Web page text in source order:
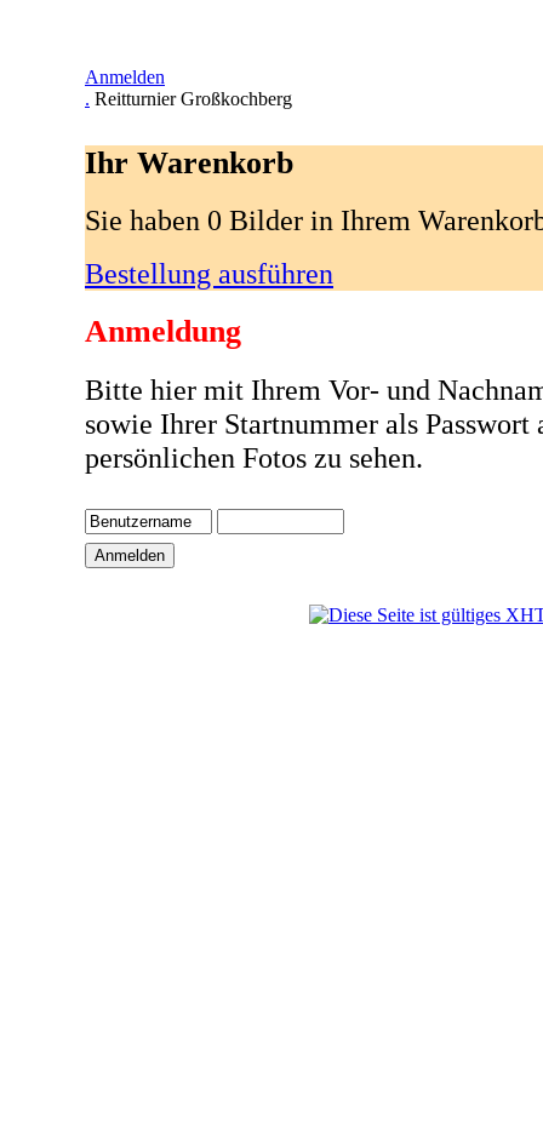
Anmelden
. Reitturnier Großkochberg
Ihr Warenkorb
Sie haben 0 Bilder in Ihrem
Bestellung ausführen
Anmeldung
Bitte hier mit Ihrem Vor- und
sowie Ihrer Startnummer als Passwort
persönlichen Fotos zu sehen.